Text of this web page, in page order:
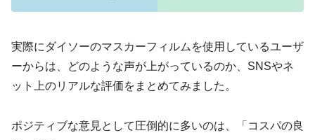
実際にダイソーのマスカーフィルムを使用しているユーザ
ーからは、どのような声が上がっているのか、SNSやネ
ット上のリアルな評価をまとめてみました。
ポジティブな意見として圧倒的に多いのは、「コスパの良